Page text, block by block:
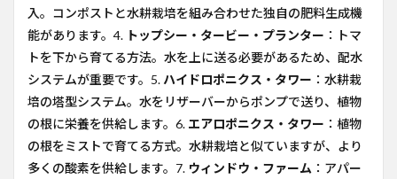
入。コンポストと水耕栽培を組み合わせた独自の肥料生成機
能があります。4. トップシー・タービー・プランター ：トマ
トを下から育てる方法。水を上に送る必要があるため、配水
システムが重要です。5. ハイドロポニクス・タワー ：水耕栽
培の塔型システム。水をリザーバーからポンプで送り、植物
の根に栄養を供給します。6. エアロポニクス・タワー ：植物
の根をミストで育てる方式。水耕栽培と似ていますが、より
多くの酸素を供給します。7. ウィンドウ・ファーム ：アパー